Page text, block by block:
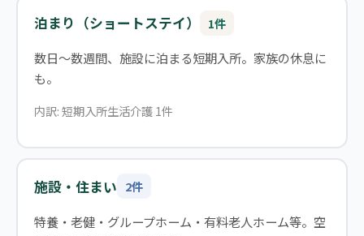
泊まり（ショートステイ） 1件
数日〜数週間、施設に泊まる短期入所。家族の休息に
も。
内訳: 短期入所生活介護 1件
施設・住まい 2件
特養・老健・グループホーム・有料老人ホーム等。空